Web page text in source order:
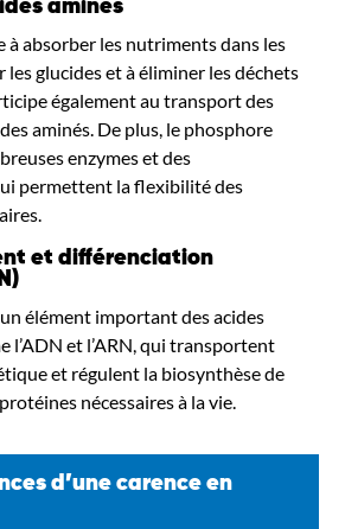
aminés
à absorber les nutriments dans les
les glucides et à éliminer les déchets
égalementau transport des
aminés. De plus, le phosphore
enzymes et des
permettent la flexibilité des
.
et différenciation
élément important des acides
l’ADN et l’ARN, qui transportent
et régulent la biosynthèse de
nécessaires à la vie.
d’une carence en